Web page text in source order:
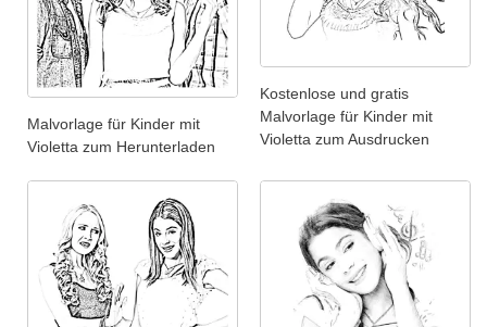
Malvorlage für Kinder mit
Violetta zum Herunterladen
Kostenlose und gratis
Malvorlage für Kinder mit
Violetta zum Ausdrucken